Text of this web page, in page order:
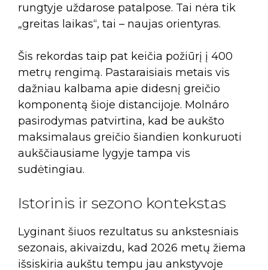
rungtyje uždarose patalpose. Tai nėra tik
„greitas laikas“, tai – naujas orientyras.
Šis rekordas taip pat keičia požiūrį į 400
metrų rengimą. Pastaraisiais metais vis
dažniau kalbama apie didesnį greičio
komponentą šioje distancijoje. Molnáro
pasirodymas patvirtina, kad be aukšto
maksimalaus greičio šiandien konkuruoti
aukščiausiame lygyje tampa vis
sudėtingiau.
Istorinis ir sezono kontekstas
Lyginant šiuos rezultatus su ankstesniais
sezonais, akivaizdu, kad 2026 metų žiema
išsiskiria aukštu tempu jau ankstyvoje